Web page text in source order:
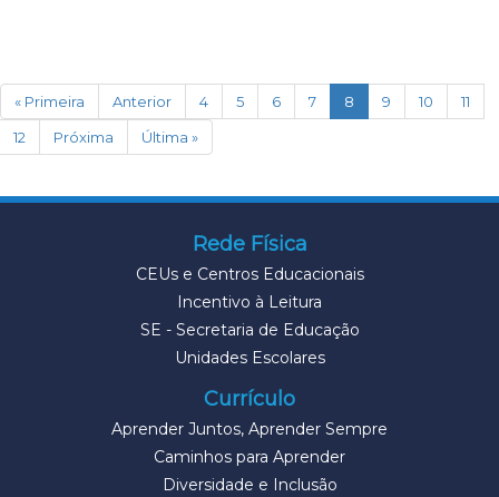
« Primeira Anterior 4 5 6 7 8 (current)
9 10
11
12
Próxima Última »
Rede Física
CEUs e Centros Educacionais
Incentivo à Leitura
SE - Secretaria de Educação
Unidades Escolares
Currículo
Aprender Juntos, Aprender Sempre
Caminhos para Aprender
Diversidade e Inclusão